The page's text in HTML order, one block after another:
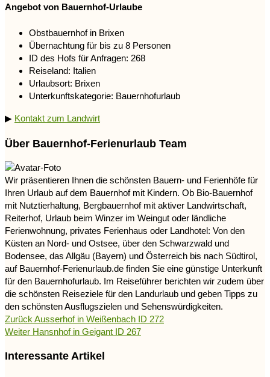
Angebot von Bauernhof-Urlaube
Obstbauernhof in Brixen
Übernachtung für bis zu 8 Personen
ID des Hofs für Anfragen: 268
Reiseland: Italien
Urlaubsort: Brixen
Unterkunftskategorie: Bauernhofurlaub
▶ Kontakt zum Landwirt
Über Bauernhof-Ferienurlaub Team
Wir präsentieren Ihnen die schönsten Bauern- und Ferienhöfe für
Ihren Urlaub auf dem Bauernhof mit Kindern. Ob Bio-Bauernhof
mit Nutztierhaltung, Bergbauernhof mit aktiver Landwirtschaft,
Reiterhof, Urlaub beim Winzer im Weingut oder ländliche
Ferienwohnung, privates Ferienhaus oder Landhotel: Von den
Küsten an Nord- und Ostsee, über den Schwarzwald und
Bodensee, das Allgäu (Bayern) und Österreich bis nach Südtirol,
auf Bauernhof-Ferienurlaub.de finden Sie eine günstige Unterkunft
für den Bauernhofurlaub. Im Reiseführer berichten wir zudem über
die schönsten Reiseziele für den Landurlaub und geben Tipps zu
den schönsten Ausflugszielen und Sehenswürdigkeiten.
Zurück Ausserhof in Weißenbach ID 272
Weiter Hansnhof in Geigant ID 267
Interessante Artikel